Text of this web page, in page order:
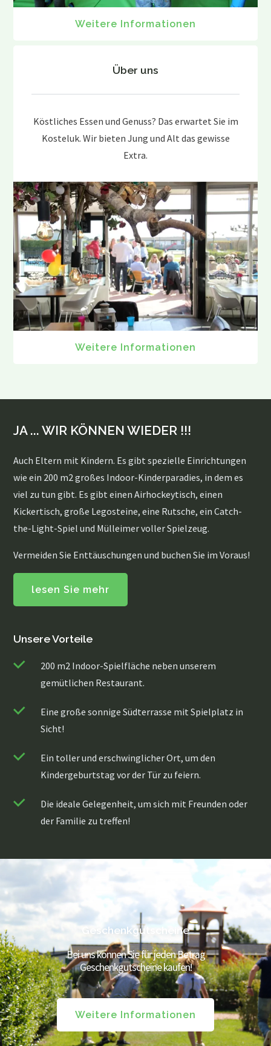
Über uns
Speisekarte
Speisekarte
Mittagessen
Abendessen
Kindermenü
High Tea / High Wine
Weitere Informationen
Über uns
Köstliches Essen und Genuss? Das erwartet Sie im
Kosteluk. Wir bieten Jung und Alt das gewisse
Extra.
Weitere Informationen
JA ... WIR KÖNNEN WIEDER !!!
Auch Eltern mit Kindern. Es gibt spezielle Einrichtungen
wie ein 200 m2 großes Indoor-Kinderparadies, in dem es
viel zu tun gibt. Es gibt einen Airhockeytisch, einen
Kickertisch, große Legosteine, eine Rutsche, ein Catch-
the-Light-Spiel und Mülleimer voller Spielzeug.
Vermeiden Sie Enttäuschungen und buchen Sie im Voraus!
lesen Sie mehr
Unsere Vorteile
200 m2 Indoor-Spielfläche neben unserem
gemütlichen Restaurant.
Eine große sonnige Südterrasse mit Spielplatz in
Sicht!
Ein toller und erschwinglicher Ort, um den
Kindergeburtstag vor der Tür zu feiern.
Die ideale Gelegenheit, um sich mit Freunden oder
der Familie zu treffen!
Geschenkgutscheine
Bei uns können Sie für jeden Betrag
Geschenkgutscheine kaufen!
Weitere Informationen